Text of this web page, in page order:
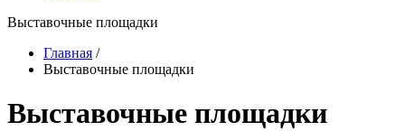
Выставочные площадки
Главная /
Выставочные площадки
Выставочные площадки